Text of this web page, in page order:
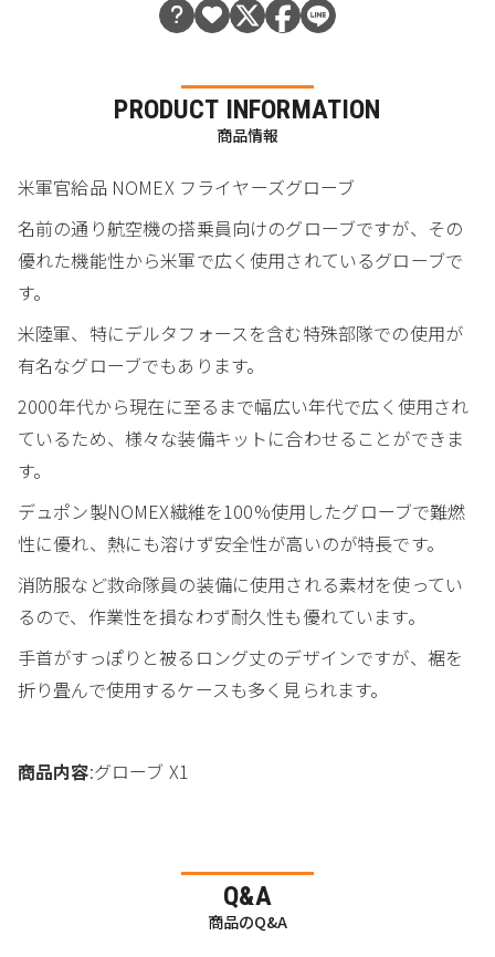
PRODUCT INFORMATION
商品情報
米軍官給品 NOMEX フライヤーズグローブ
名前の通り航空機の搭乗員向けのグローブですが、その
優れた機能性から米軍で広く使用されているグローブで
す。
米陸軍、特にデルタフォースを含む特殊部隊での使用が
有名なグローブでもあります。
2000年代から現在に至るまで幅広い年代で広く使用され
ているため、様々な装備キットに合わせることができま
す。
デュポン製NOMEX繊維を100%使用したグローブで難燃
性に優れ、熱にも溶けず安全性が高いのが特長です。
消防服など救命隊員の装備に使用される素材を使ってい
るので、作業性を損なわず耐久性も優れています。
手首がすっぽりと被るロング丈のデザインですが、裾を
折り畳んで使用するケースも多く見られます。
商品内容:グローブ X1
Q&A
商品のQ&A